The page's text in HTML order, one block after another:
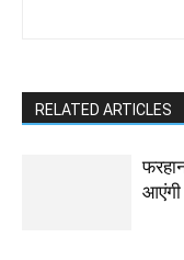
RELATED ARTICLES
आएंगी